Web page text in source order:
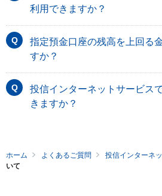
利用できますか？
指定預金口座の残高を上回る
すか？
投信インターネットサービス
きますか？
ホーム よくあるご質問 投信インターネ
いて